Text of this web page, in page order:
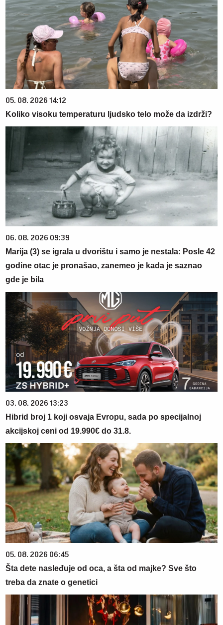
05. 08. 2026 14:12
Koliko visoku temperaturu ljudsko telo može da izdrži?
06. 08. 2026 09:39
Marija (3) se igrala u dvorištu i samo je nestala: Posle 42
godine otac je pronašao, zanemeo je kada je saznao
gde je bila
03. 08. 2026 13:23
Hibrid broj 1 koji osvaja Evropu, sada po specijalnoj
akcijskoj ceni od 19.990€ do 31.8.
05. 08. 2026 06:45
Šta dete nasleđuje od oca, a šta od majke? Sve što
treba da znate o genetici